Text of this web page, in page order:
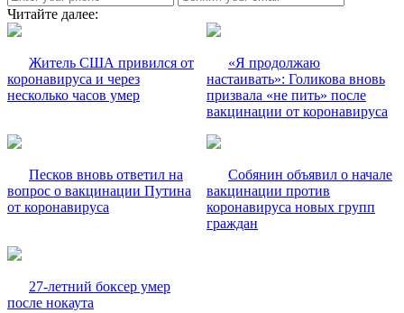
Читайте далее:
Житель США привился от
коронавируса и через
несколько часов умер
«Я продолжаю
настаивать»: Голикова вновь
призвала «не пить» после
вакцинации от коронавируса
Песков вновь ответил на
вопрос о вакцинации Путина
от коронавируса
Собянин объявил о начале
вакцинации против
коронавируса новых групп
граждан
27-летний боксер умер
после нокаута